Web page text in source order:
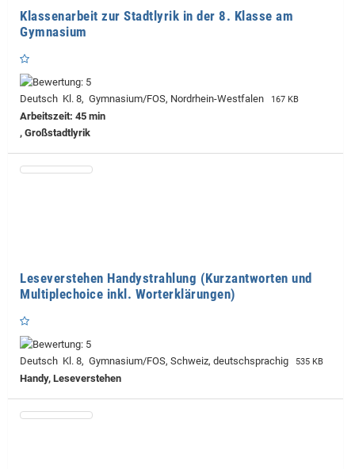
Klassenarbeit zur Stadtlyrik in der 8. Klasse am
Gymnasium
Deutsch Kl. 8, Gymnasium/FOS, Nordrhein-Westfalen 167 KB
Arbeitszeit: 45 min
, Großstadtlyrik
Leseverstehen Handystrahlung (Kurzantworten und
Multiplechoice inkl. Worterklärungen)
Deutsch Kl. 8, Gymnasium/FOS, Schweiz, deutschsprachig 535 KB
Handy, Leseverstehen